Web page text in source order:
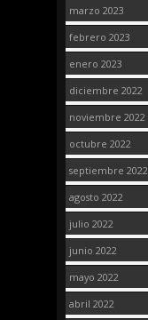
marzo 2023
febrero 2023
enero 2023
diciembre 2022
noviembre 2022
octubre 2022
septiembre 2022
agosto 2022
julio 2022
junio 2022
mayo 2022
abril 2022